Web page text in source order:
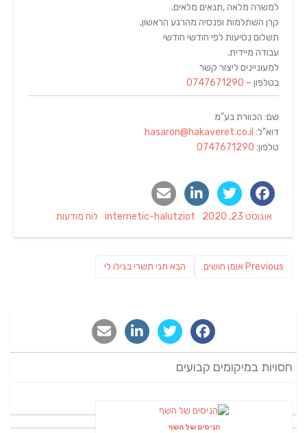
למשרה מלאה ,תנאים מלאים.
קרן השתלמות ופנסיה מהרגע הראשון,
תשלום נסיעות לפי חודשי חודשי
עבודה מיידית.
למעוניינים ליצור קשר
בטלפון – 0747671290
שם: הכוורת בע"מ
דוא"ל: hasaron@hakaveret.co.il
טלפון: 0747671290
Posted
אוגוסט 23, 2020 Author
internetic-halutziot
Categories
לוח מודעות
Previous
Previous
אומן חושים הבא פוסט
חגי תשרי בגילו לי
חסויות במיקומים קבועים
הניסים של השף